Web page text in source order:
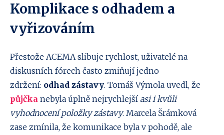
Komplikace s odhadem a
vyřizováním
Přestože ACEMA slibuje rychlost, uživatelé na
diskusních fórech často zmiňují jedno
zdržení: odhad zástavy. Tomáš Výmola uvedl, že
půjčka nebyla úplně nejrychlejší asi i kvůli
vyhodnocení položky zástavy. Marcela Šrámková
zase zmínila, že komunikace byla v pohodě, ale